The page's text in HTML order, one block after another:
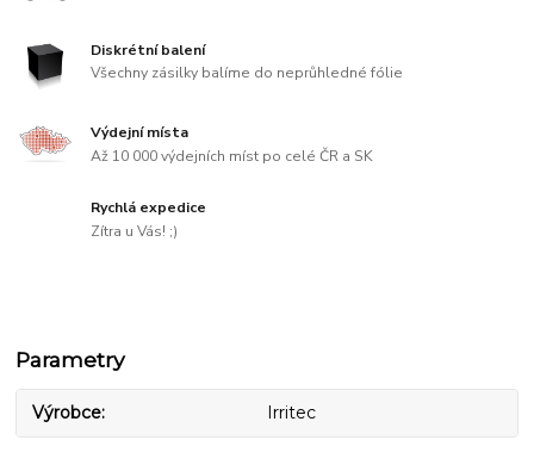
Diskrétní balení
Všechny zásilky balíme do neprůhledné fólie
Výdejní místa
Až 10 000 výdejních míst po celé ČR a SK
Rychlá expedice
Zítra u Vás! ;)
Parametry
Výrobce Irritec